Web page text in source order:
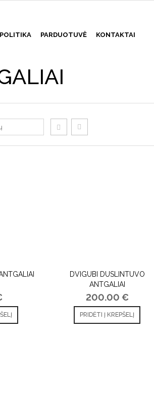
PARDUOTUVĖ KONTAKTAI
DVIGUBI DUSLINTUVO
ANTGALIAI
200.00 €
PRIDĖTI Į KREPŠELĮ